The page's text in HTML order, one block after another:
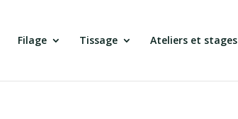
Filage Tissage Ateliers et stages